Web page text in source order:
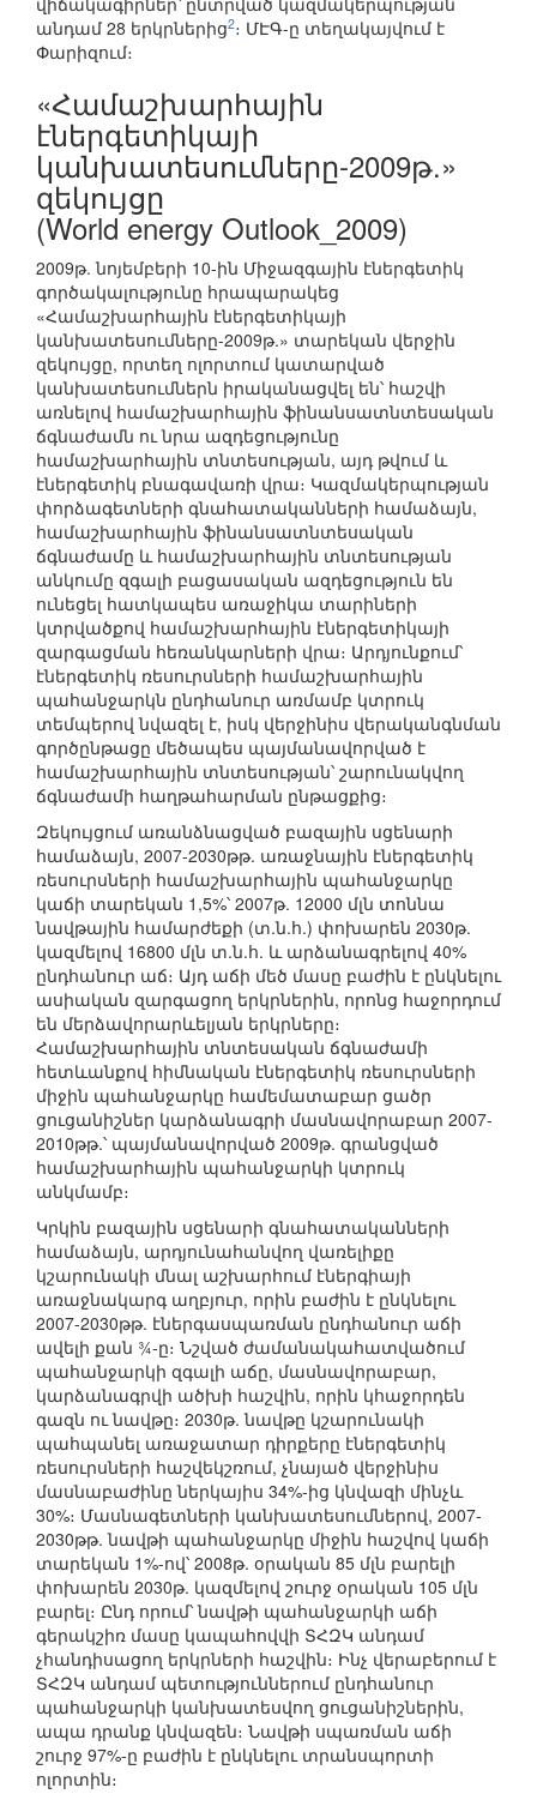
անդամ 28 երկրներից2։ ՄԷԳ-ը տեղակայվում է
Փարիզում։
«Համաշխարհային
էներգետիկայի
կանխատեսումները-2009թ.»
զեկույցը
(World energy Outlook_2009)
2009թ. նոյեմբերի 10-ին Միջազգային էներգետիկ
գործակալությունը հրապարակեց
«Համաշխարհային էներգետիկայի
կանխատեսումները-2009թ.» տարեկան վերջին
զեկույցը, որտեղ ոլորտում կատարված
կանխատեսումներն իրականացվել են՝ հաշվի
առնելով համաշխարհային ֆինանսատնտեսական
ճգնաժամն ու նրա ազդեցությունը
համաշխարհային տնտեսության, այդ թվում և
էներգետիկ բնագավառի վրա։ Կազմակերպության
փորձագետների գնահատականների համաձայն,
համաշխարհային ֆինանսատնտեսական
ճգնաժամը և համաշխարհային տնտեսության
անկումը զգալի բացասական ազդեցություն են
ունեցել հատկապես առաջիկա տարիների
կտրվածքով համաշխարհային էներգետիկայի
զարգացման հեռանկարների վրա։ Արդյունքում՝
էներգետիկ ռեսուրսների համաշխարհային
պահանջարկն ընդհանուր առմամբ կտրուկ
տեմպերով նվազել է, իսկ վերջինիս վերականգնման
գործընթացը մեծապես պայմանավորված է
համաշխարհային տնտեսության՝ շարունակվող
ճգնաժամի հաղթահարման ընթացքից։
Զեկույցում առանձնացված բազային սցենարի
համաձայն, 2007-2030թթ. առաջնային էներգետիկ
ռեսուրսների համաշխարհային պահանջարկը
կաճի տարեկան 1,5%՝ 2007թ. 12000 մլն տոննա
նավթային համարժեքի (տ.ն.հ.) փոխարեն 2030թ.
կազմելով 16800 մլն տ.ն.հ. և արձանագրելով 40%
ընդհանուր աճ։ Այդ աճի մեծ մասը բաժին է ընկնելու
ասիական զարգացող երկրներին, որոնց հաջորդում
են մերձավորարևելյան երկրները։
Համաշխարհային տնտեսական ճգնաժամի
հետևանքով հիմնական էներգետիկ ռեսուրսների
միջին պահանջարկը համեմատաբար ցածր
ցուցանիշներ կարձանագրի մասնավորաբար 2007-
2010թթ.՝ պայմանավորված 2009թ. գրանցված
համաշխարհային պահանջարկի կտրուկ
անկմամբ։
Կրկին բազային սցենարի գնահատականների
համաձայն, արդյունահանվող վառելիքը
կշարունակի մնալ աշխարհում էներգիայի
առաջնակարգ աղբյուր, որին բաժին է ընկնելու
2007-2030թթ. էներգասպառման ընդհանուր աճի
ավելի քան ¾-ը։ Նշված ժամանակահատվածում
պահանջարկի զգալի աճը, մասնավորաբար,
կարձանագրվի ածխի հաշվին, որին կհաջորդեն
գազն ու նավթը։ 2030թ. նավթը կշարունակի
պահպանել առաջատար դիրքերը էներգետիկ
ռեսուրսների հաշվեկշռում, չնայած վերջինիս
մասնաբաժինը ներկայիս 34%-ից կնվազի մինչև
30%։ Մասնագետների կանխատեսումներով, 2007-
2030թթ. նավթի պահանջարկը միջին հաշվով կաճի
տարեկան 1%-ով՝ 2008թ. օրական 85 մլն բարելի
փոխարեն 2030թ. կազմելով շուրջ օրական 105 մլն
բարել։ Ընդ որում՝ նավթի պահանջարկի աճի
գերակշիռ մասը կապահովվի ՏՀԶԿ անդամ
չհանդիսացող երկրների հաշվին։ Ինչ վերաբերում է
ՏՀԶԿ անդամ պետություններում ընդհանուր
պահանջարկի կանխատեսվող ցուցանիշներին,
ապա դրանք կնվազեն։ Նավթի սպառման աճի
շուրջ 97%-ը բաժին է ընկնելու տրանսպորտի
ոլորտին։